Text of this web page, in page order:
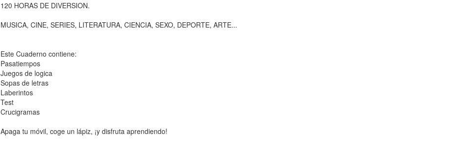
120 HORAS DE DIVERSION.
MUSICA, CINE, SERIES, LITERATURA, CIENCIA, SEXO, DEPORTE, ARTE...
Este Cuaderno contiene:
Pasatiempos
Juegos de logica
Sopas de letras
Laberintos
Test
Crucigramas
Apaga tu móvil, coge un lápiz, ¡y disfruta aprendiendo!